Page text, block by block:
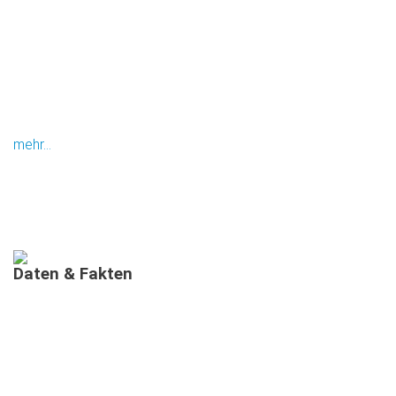
mehr...
Daten & Fakten